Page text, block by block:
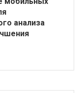
анализа